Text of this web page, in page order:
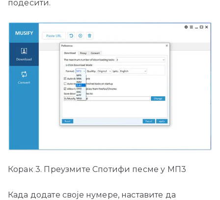
подесити.
Корак 3. Преузмите Спотифи песме у МП3
Када додате своје нумере, наставите да